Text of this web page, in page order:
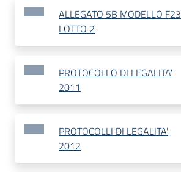
ALLEGATO 5B MODELLO F23
LOTTO 2
PROTOCOLLO DI LEGALITA'
2011
PROTOCOLLI DI LEGALITA'
2012